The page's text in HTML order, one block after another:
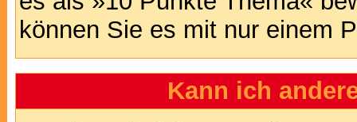
können Sie es mit nur einem
Kann ich